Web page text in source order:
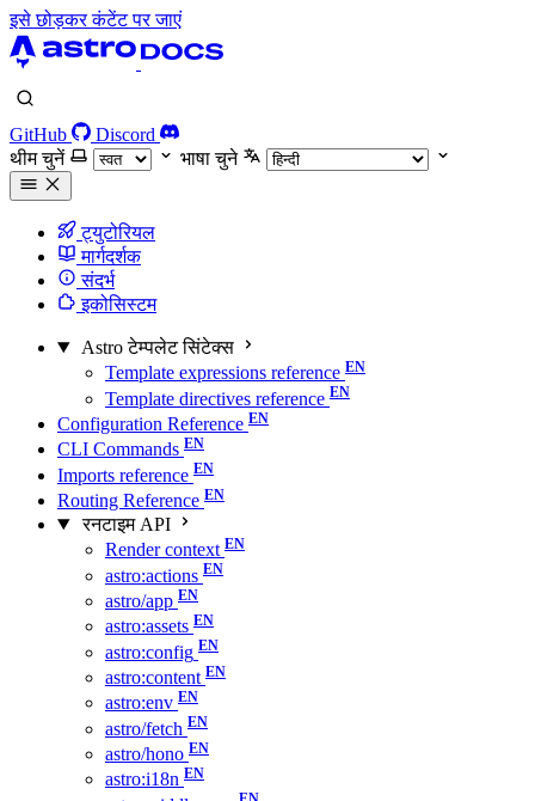
इसे छोड़कर कंटेंट पर जाएं
GitHub
Discord
थीम चुनें
भाषा चुने
ट्युटोरियल
मार्गदर्शक
संदर्भ
इकोसिस्टम
Astro टेम्पलेट सिंटेक्स
Template expressions reference
Template directives reference
Configuration Reference
CLI Commands
Imports reference
Routing Reference
रनटाइम API
Render context
astro:actions
astro/app
astro:assets
astro:config
astro:content
astro:env
astro/fetch
astro/hono
astro:i18n